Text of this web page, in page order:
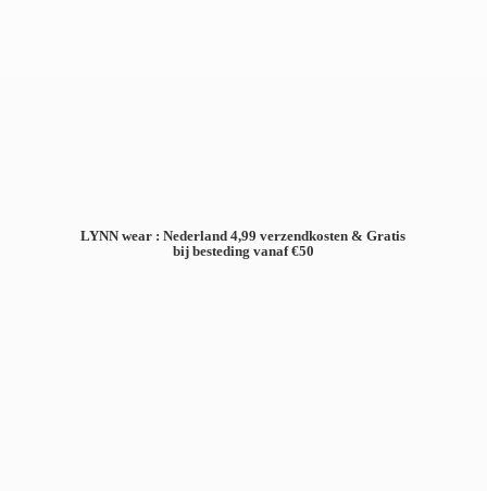
LYNN wear : Nederland 4,99 verzendkosten & Gratis
bij besteding vanaf €50